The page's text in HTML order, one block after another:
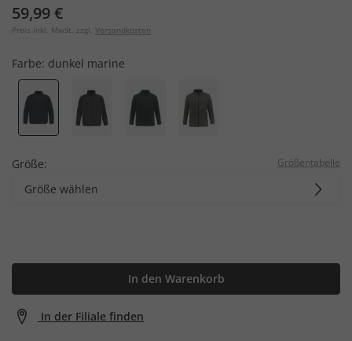
59,99 €
Preis inkl. MwSt. zzgl. Versandkosten
Farbe: dunkel marine
Größe: Größentabelle
Größe wählen
In den Warenkorb
In der Filiale finden